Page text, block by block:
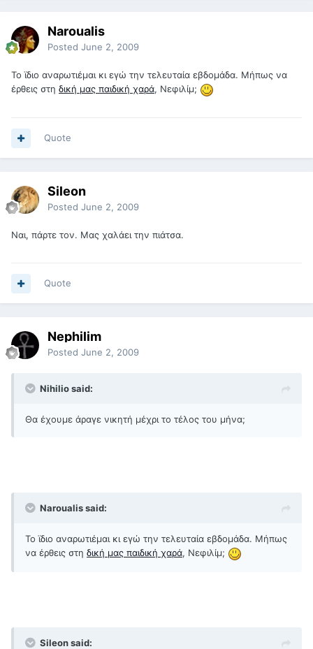
Naroualis
Posted June 2, 2009
To ϊδιο αναρωτιέμαι κι εγώ την τελευταία εβδομάδα. Μήπως να
έρθεις στη δική μας παιδική χαρά, Νεφιλίμ;
Quote
Sileon
Posted June 2, 2009
Ναι, πάρτε τον. Μας χαλάει την πιάτσα.
Quote
Nephilim
Posted June 2, 2009
Nihilio said:
Θα έχουμε άραγε νικητή μέχρι το τέλος του μήνα;
Naroualis said:
To ϊδιο αναρωτιέμαι κι εγώ την τελευταία εβδομάδα. Μήπως
να έρθεις στη δική μας παιδική χαρά, Νεφιλίμ;
Sileon said: